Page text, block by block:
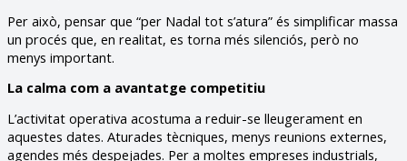
Per això, pensar que “per Nadal tot s’atura” és simplificar massa
un procés que, en realitat, es torna més silenciós, però no
menys important.
La calma com a avantatge competitiu
L’activitat operativa acostuma a reduir-se lleugerament en
aquestes dates. Aturades tècniques, menys reunions externes,
agendes més despejades. Per a moltes empreses industrials,